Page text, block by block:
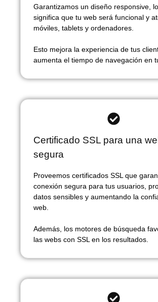
Garantizamos un diseño responsive,
significa que tu web será funcional y
móviles, tablets y ordenadores.
Esto mejora la experiencia de tus
aumenta el tiempo de navegación en
Certificado SSL para una
segura
Proveemos certificados SSL que
conexión segura para tus usuarios,
datos sensibles y aumentando la
web.
Además, los motores de búsqueda
las webs con SSL en los resultados.